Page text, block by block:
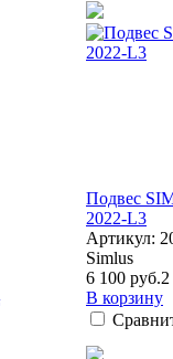
Подвес
2022-L3
Артикул:
Simlus
6 100 руб.
В корзину